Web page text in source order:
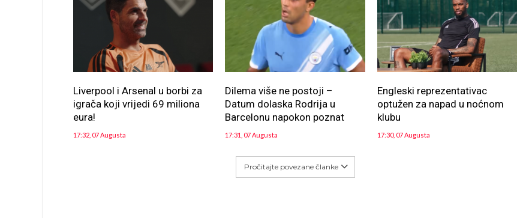
Liverpool i Arsenal u borbi za
igrača koji vrijedi 69 miliona
eura!
17:32, 07 Augusta
Dilema više ne postoji –
Datum dolaska Rodrija u
Barcelonu napokon poznat
17:31, 07 Augusta
Engleski reprezentativac
optužen za napad u noćnom
klubu
17:30, 07 Augusta
Pročitajte povezane članke